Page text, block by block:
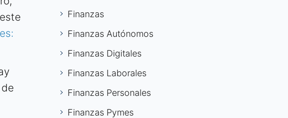
Finanzas
Finanzas Autónomos
Finanzas Digitales
Finanzas Laborales
Finanzas Personales
Finanzas Pymes